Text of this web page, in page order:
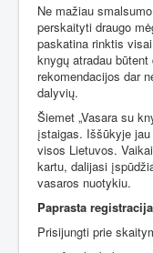
Ne mažiau
perskaityti draugo
paskatina rinktis
knygų atradau
rekomendacijos dar
dalyvių.
Šiemet „Vasara su
įstaigas. Iššūkyje
visos Lietuvos.
kartu, dalijasi
vasaros nuotykiu.
Paprasta
Prisijungti prie